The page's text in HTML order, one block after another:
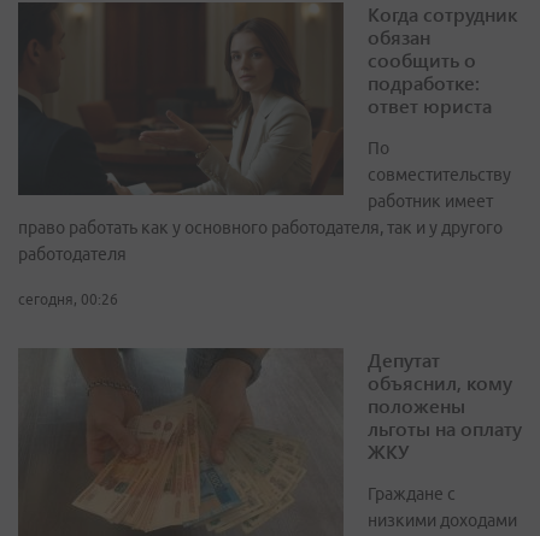
Когда сотрудник
обязан
сообщить о
подработке:
ответ юриста
По
совместительству
работник имеет
право работать как у основного работодателя, так и у другого
работодателя
сегодня, 00:26
Депутат
объяснил, кому
положены
льготы на оплату
ЖКУ
Граждане с
низкими доходами